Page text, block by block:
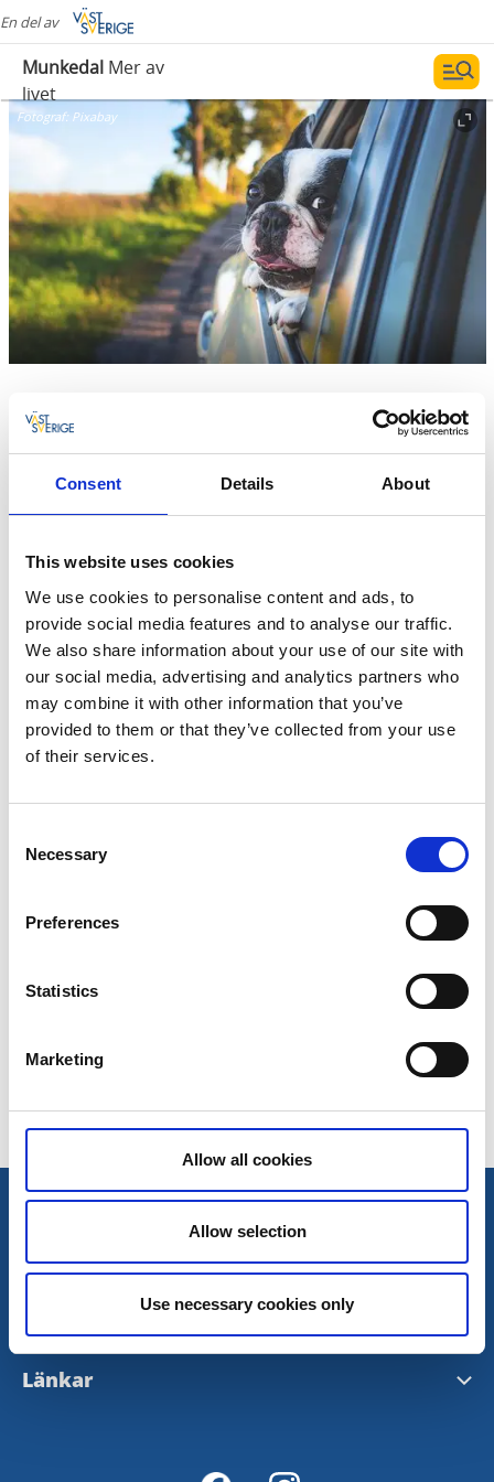
Consent Details About
This website uses cookies
We use cookies to personalise content and ads, to
provide social media features and to analyse our traffic.
We also share information about your use of our site with
our social media, advertising and analytics partners who
may combine it with other information that you’ve
provided to them or that they’ve collected from your use
of their services.
Selection
Necessary
Preferences
Statistics
Marketing
Allow all cookies
Allow selection
Use necessary cookies only
En del av
Munkedal Mer av
livet
Fotograf: Pixabay
Boende med fyrbenta vänner
Herrgård, B & B eller stuga?
Munkedals kommun.
Brålands Gård Natur- och Fiskecamp
Stuga, ställplatser och campingplats med elplatser
och servicefaciliteter strax utanför Munkedals
tätort belägen i natursköna omgivning längs med
Örekilsälven. Bohusleden ansluter cirka 1 kilometer
från campingen.
Kynnefjälls Natur
turistinfo@munkedal.se
Grejen med Munkedal
Länkar